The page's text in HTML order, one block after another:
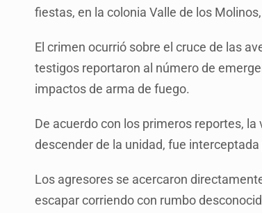
fiestas, en la colonia Valle de los
El crimen ocurrió sobre el cruce de las
testigos reportaron al número de
impactos de arma de fuego.
De acuerdo con los primeros reportes,
descender de la unidad, fue
Los agresores se acercaron
escapar corriendo con rumbo